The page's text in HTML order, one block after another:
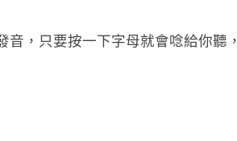
，只要按一下字母就會唸給你聽，